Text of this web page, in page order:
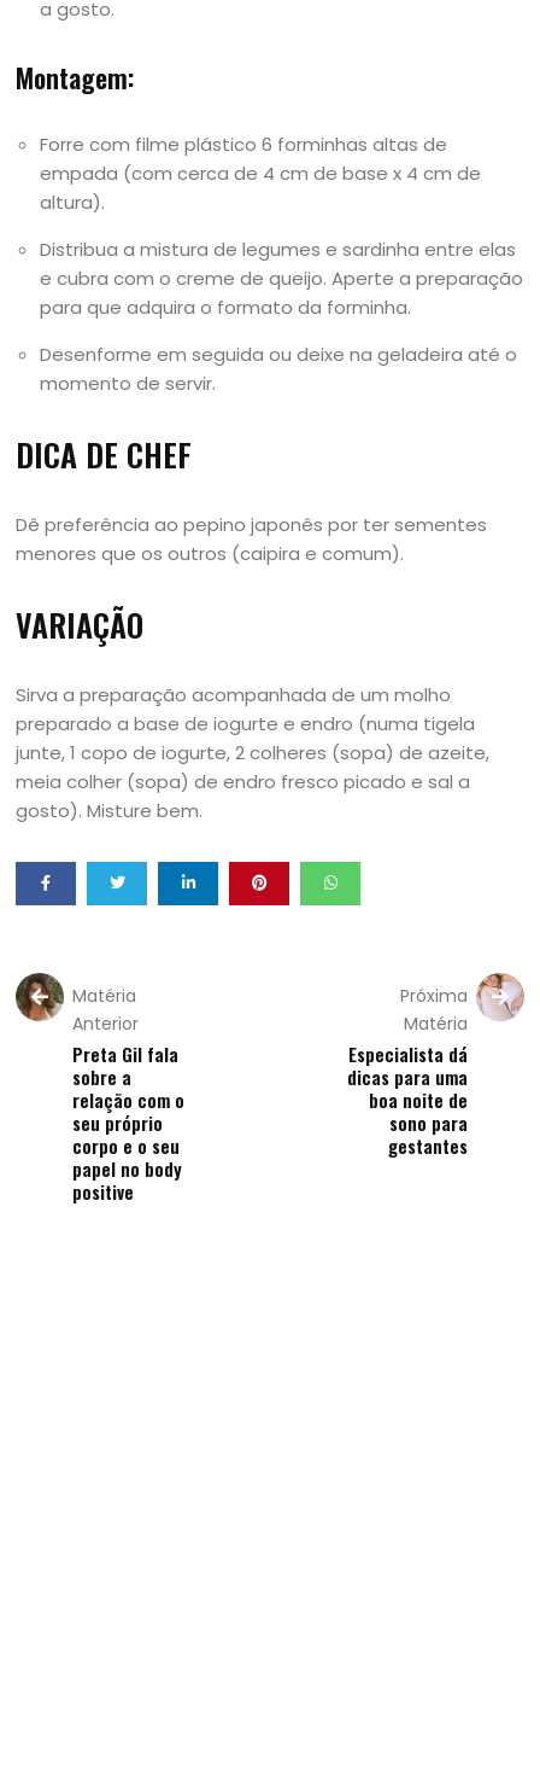
a gosto.
Montagem:
Forre com filme plástico 6 forminhas altas de
empada (com cerca de 4 cm de base x 4 cm de
altura).
Distribua a mistura de legumes e sardinha entre elas
e cubra com o creme de queijo. Aperte a preparação
para que adquira o formato da forminha.
Desenforme em seguida ou deixe na geladeira até o
momento de servir.
DICA DE CHEF
Dê preferência ao pepino japonês por ter sementes
menores que os outros (caipira e comum).
VARIAÇÃO
Sirva a preparação acompanhada de um molho
preparado a base de iogurte e endro (numa tigela
junte, 1 copo de iogurte, 2 colheres (sopa) de azeite,
meia colher (sopa) de endro fresco picado e sal a
gosto). Misture bem.
Matéria
Anterior
Preta Gil fala
sobre a
relação com o
seu próprio
corpo e o seu
papel no body
positive
Próxima
Matéria
Especialista dá
dicas para uma
boa noite de
sono para
gestantes